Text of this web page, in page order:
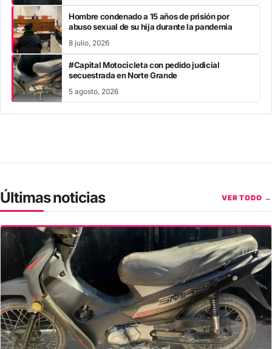
Hombre condenado a 15 años de prisión por
abuso sexual de su hija durante la pandemia
8 julio, 2026
#Capital Motocicleta con pedido judicial
secuestrada en Norte Grande
5 agosto, 2026
Últimas noticias VER TODO →